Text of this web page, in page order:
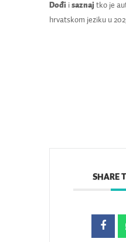
Dođi i saznaj tko je
hrvatskom jeziku u
SHARE